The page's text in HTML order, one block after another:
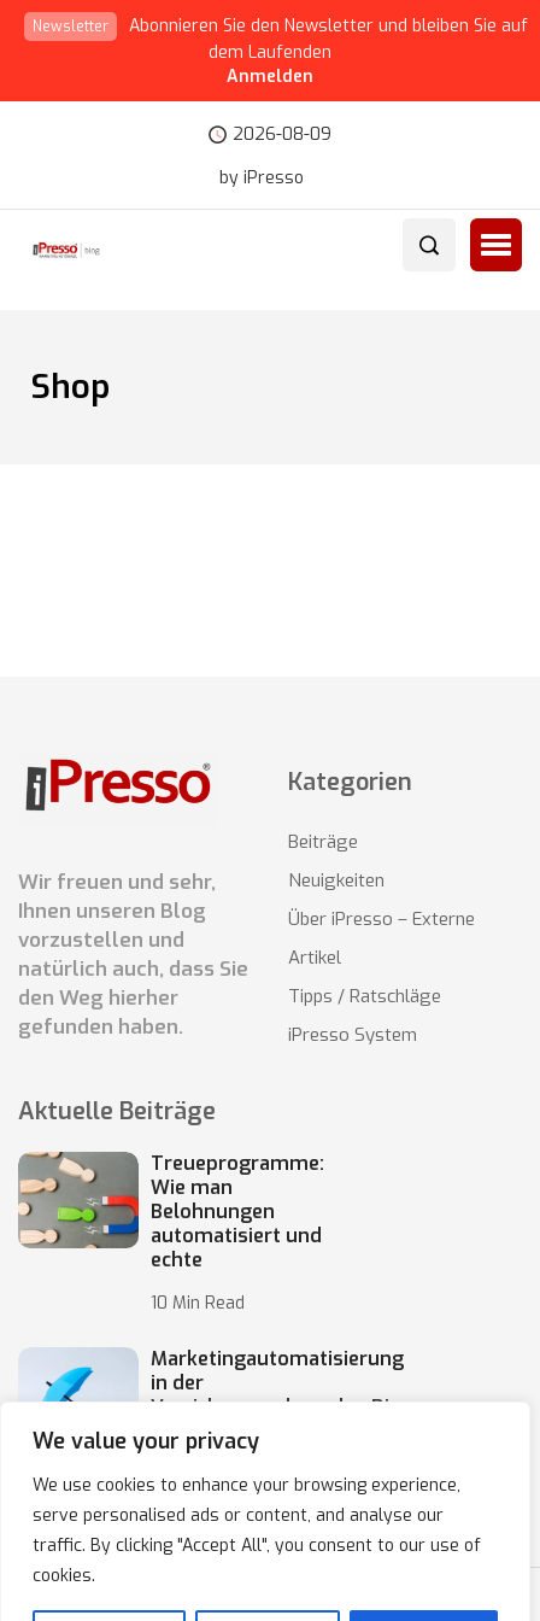
We value your privacy
We use cookies to enhance your browsing experience,
serve personalised ads or content, and analyse our
traffic. By clicking "Accept All", you consent to our use of
cookies.
Newsletter
Abonnieren Sie den Newsletter und bleiben Sie auf
dem Laufenden
Anmelden
2026-08-09
by iPresso
Shop
Wir freuen und sehr,
Ihnen unseren Blog
vorzustellen und
natürlich auch, dass Sie
den Weg hierher
gefunden haben.
Kategorien
Beiträge
Neuigkeiten
Über iPresso – Externe
Artikel
Tipps / Ratschläge
iPresso System
Aktuelle Beiträge
Treueprogramme:
Wie man
Belohnungen
automatisiert und
echte
10 Min Read
Marketingautomatisierung
in der
Versicherungsbranche: Die
Automatisierung von
10 Min Read
Copyright © 2020-2025 IPresso S.A. Marketing Automation